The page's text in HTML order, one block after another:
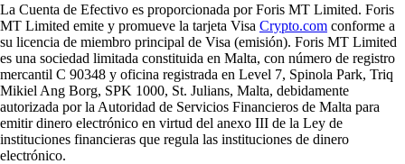
La Cuenta de Efectivo es proporcionada por Foris MT Limited. Foris
MT Limited emite y promueve la tarjeta Visa Crypto.com conforme a
su licencia de miembro principal de Visa (emisión). Foris MT Limited
es una sociedad limitada constituida en Malta, con número de registro
mercantil C 90348 y oficina registrada en Level 7, Spinola Park, Triq
Mikiel Ang Borg, SPK 1000, St. Julians, Malta, debidamente
autorizada por la Autoridad de Servicios Financieros de Malta para
emitir dinero electrónico en virtud del anexo III de la Ley de
instituciones financieras que regula las instituciones de dinero
electrónico.